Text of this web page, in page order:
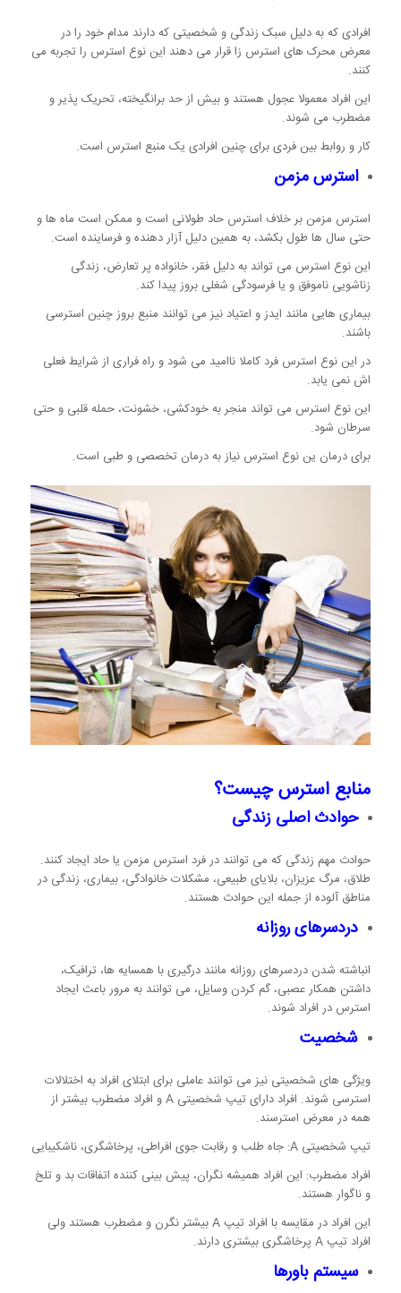
افرادی که به دلیل سبک زندگی و شخصیتی که دارند مدام خود را در
معرض محرک های استرس زا قرار می دهند این نوع استرس را تجربه می
کنند.
این افراد معمولا عجول هستند و بیش از حد برانگیخته، تحریک پذیر و
مضطرب می شوند.
کار و روابط بین فردی برای چنین افرادی یک منبع استرس است.
استرس مزمن
استرس مزمن بر خلاف استرس حاد طولانی است و ممکن است ماه ها و
حتی سال ها طول بکشد، به همین دلیل آزار دهنده و فرساینده است.
این نوع استرس می تواند به دلیل فقر، خانواده پر تعارض، زندگی
زناشویی ناموفق و یا فرسودگی شغلی بروز پیدا کند.
بیماری هایی مانند ایدز و اعتیاد نیز می توانند منبع بروز چنین استرسی
باشند.
در این نوع استرس فرد کاملا ناامید می شود و راه فراری از شرایط فعلی
اش نمی یابد.
این نوع استرس می تواند منجر به خودکشی، خشونت، حمله قلبی و حتی
سرطان شود.
برای درمان ین نوع استرس نیاز به درمان تخصصی و طبی است.
منابع استرس چیست؟
حوادث اصلی زندگی
حوادث مهم زندگی که می توانند در فرد استرس مزمن یا حاد ایجاد کنند.
طلاق، مرگ عزیزان، بلایای طبیعی، مشکلات خانوادگی، بیماری، زندگی در
مناطق آلوده از جمله این حوادث هستند.
دردسرهای روزانه
انباشته شدن دردسرهای روزانه مانند درگیری با همسایه ها، ترافیک،
داشتن همکار عصبی، گم کردن وسایل، می توانند به مرور باعث ایجاد
استرس در افراد شوند.
شخصیت
ویژگی های شخصیتی نیز می توانند عاملی برای ابتلای افراد به اختلالات
استرسی شوند. افراد دارای تیپ شخصیتی A و افراد مضطرب بیشتر از
همه در معرض استرسند.
تیپ شخصیتی A: جاه طلب و رقابت جوی افراطی، پرخاشگری، ناشکیبایی
افراد مضطرب: این افراد همیشه نگران، پیش بینی کننده اتفاقات بد و تلخ
و ناگوار هستند.
این افراد در مقایسه با افراد تیپ A بیشتر نگرن و مضطرب هستند ولی
افراد تیپ A پرخاشگری بیشتری دارند.
سیستم باورها